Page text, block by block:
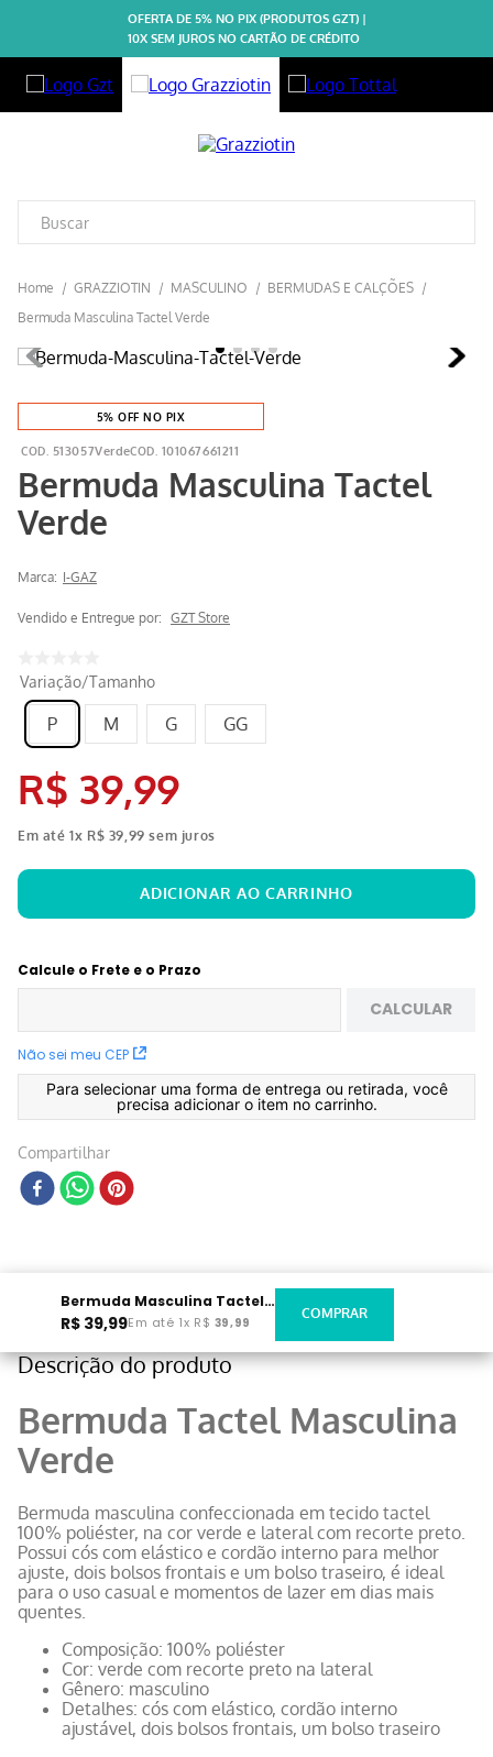
OFERTA DE 5% NO PIX (PRODUTOS GZT) |
10X SEM JUROS NO CARTÃO DE CRÉDITO
GRAZZIOTIN MASCULINO
BERMUDAS E CALÇÕES
Bermuda Masculina Tactel Verde
5% OFF NO PIX
513057Verde 101067661211
Bermuda Masculina Tactel
Verde
Marca: I-GAZ
Vendido e Entregue por: GZT Store
Variação/Tamanho
P M G GG
R$ 39,99
Em até1x R$ 39 99 sem juros
Calcule o Frete e o Prazo
Não sei meu CEP
CALCULAR
Para selecionar uma forma de entrega ou retirada, você
precisa adicionar o item no carrinho.
Compartilhar
Bermuda Masculina Tactel Verde
R$ 39,99Em até 1x R$ 39,99
Descrição do produto
Bermuda Tactel Masculina
Verde
Bermuda masculina confeccionada em tecido tactel
100% poliéster, na cor verde e lateral com recorte preto.
Possui cós com elástico e cordão interno para melhor
ajuste, dois bolsos frontais e um bolso traseiro, é ideal
para o uso casual e momentos de lazer em dias mais
quentes.
Composição: 100% poliéster
Cor: verde com recorte preto na lateral
Gênero: masculino
Detalhes: cós com elástico, cordão interno
ajustável, dois bolsos frontais, um bolso traseiro